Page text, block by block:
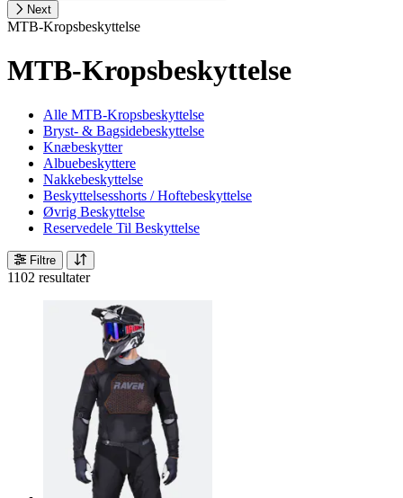
Next
MTB-Kropsbeskyttelse
MTB-Kropsbeskyttelse
Alle MTB-Kropsbeskyttelse
Bryst- & Bagsidebeskyttelse
Knæbeskytter
Albuebeskyttere
Nakkebeskyttelse
Beskyttelsesshorts / Hoftebeskyttelse
Øvrig Beskyttelse
Reservedele Til Beskyttelse
Filtre
1102 resultater